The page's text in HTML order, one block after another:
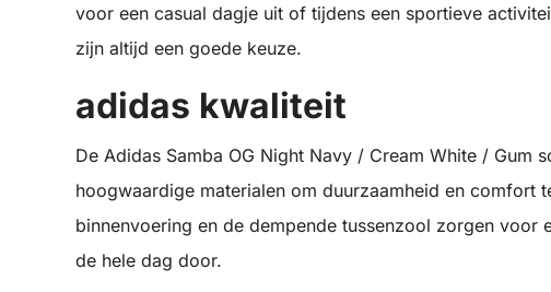
voor een casual dagje uit of tijdens een sportieve
zijn altijd een goede keuze.
adidas kwaliteit
De Adidas Samba OG Night Navy / Cream White / Gum
hoogwaardige materialen om duurzaamheid en comfort
binnenvoering en de dempende tussenzool zorgen voor
de hele dag door.